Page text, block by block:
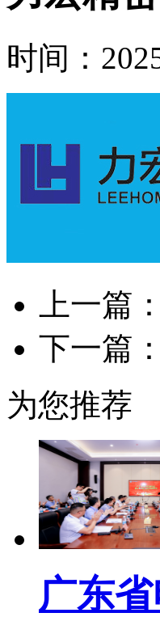
时间：
上一篇：
下一篇：
为您推荐
广东